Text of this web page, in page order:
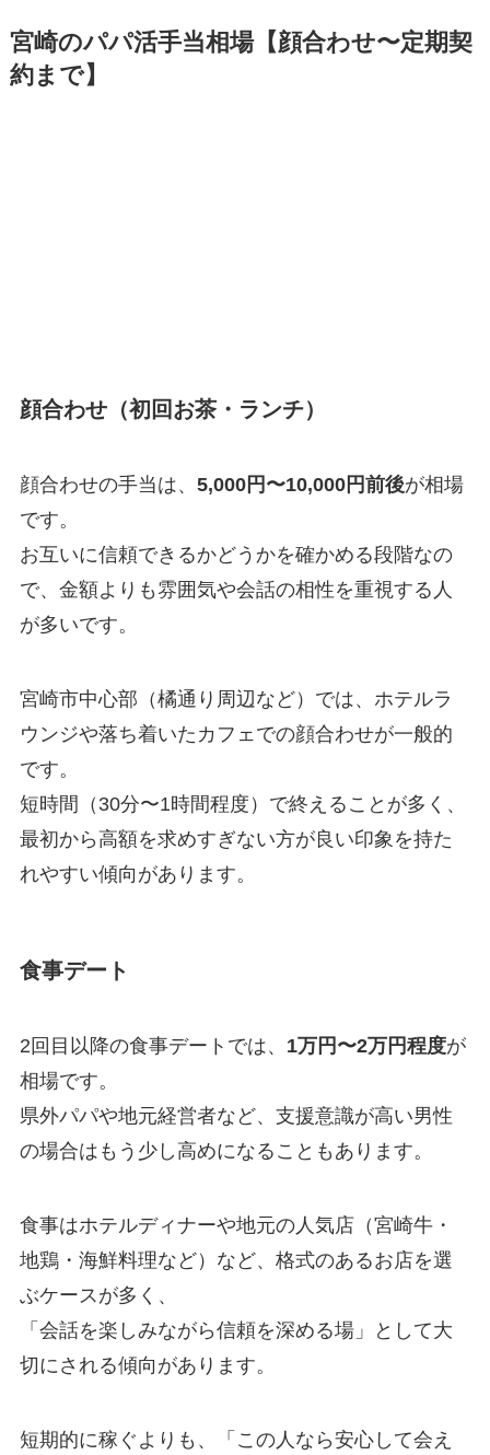
宮崎のパパ活手当相場【顔合わせ〜定期契
約まで】
顔合わせ（初回お茶・ランチ）
顔合わせの手当は、 5,000円〜10,000円前後が相場
です。
お互いに信頼できるかどうかを確かめる段階なの
で、金額よりも雰囲気や会話の相性を重視する人
が多いです。
宮崎市中心部（橘通り周辺など）では、ホテルラ
ウンジや落ち着いたカフェでの顔合わせが一般的
です。
短時間（30分〜1時間程度）で終えることが多く、
最初から高額を求めすぎない方が良い印象を持た
れやすい傾向があります。
食事デート
2回目以降の食事デートでは、 1万円〜2万円程度が
相場です。
県外パパや地元経営者など、支援意識が高い男性
の場合はもう少し高めになることもあります。
食事はホテルディナーや地元の人気店（宮崎牛・
地鶏・海鮮料理など）など、格式のあるお店を選
ぶケースが多く、
「会話を楽しみながら信頼を深める場」として大
切にされる傾向があります。
短期的に稼ぐよりも、「この人なら安心して会え